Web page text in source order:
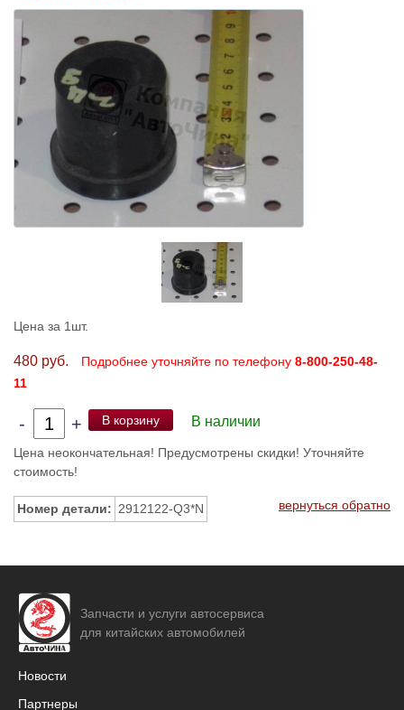
Цена за 1шт.
480 руб. Подробнее уточняйте по телефону 8-800-250-48-
11
- + В корзину В наличии
Цена неокончательная! Предусмотрены скидки! Уточняйте
стоимость!
Номер детали: 2912122-Q3*N вернуться обратно
Запчасти и услуги автосервиса
для китайских автомобилей
Новости
Партнеры